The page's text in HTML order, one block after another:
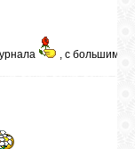
, с большим